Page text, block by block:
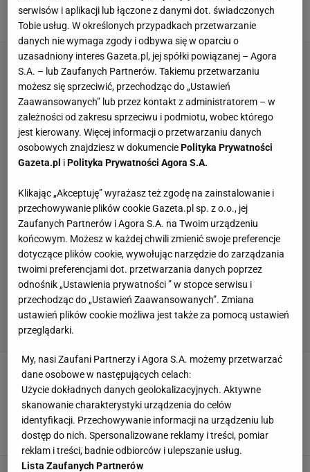
Sinsay też perełki
Natalia Szyperek,2 MARCA 2026, 21:17
Wełnianego płaszcza Kasi Zielińskiej można
pozazdrościć. H&M ma niemal identyczny, a
Mango i Ochnik podobne
IW, Zuzanna Weremczuk, W materiale
zamieszczono linki i grafiki reklamowe,
19 GRUDNIA 2023, 20:15
serwisów i aplikacji lub łączone z danymi dot. świadczonych
Tobie usług. W określonych przypadkach przetwarzanie
danych nie wymaga zgody i odbywa się w oparciu o
uzasadniony interes Gazeta.pl, jej spółki powiązanej – Agora
S.A. – lub Zaufanych Partnerów. Takiemu przetwarzaniu
możesz się sprzeciwić, przechodząc do „Ustawień
Zaawansowanych” lub przez kontakt z administratorem – w
zależności od zakresu sprzeciwu i podmiotu, wobec którego
jest kierowany. Więcej informacji o przetwarzaniu danych
osobowych znajdziesz w dokumenciePolityka Prywatności
Gazeta.pl iPolityka Prywatności Agora S.A.
Klikając „Akceptuję” wyrażasz też zgodę na zainstalowanie i
przechowywanie plików cookie Gazeta.pl sp. z o.o., jej
Zaufanych Partnerów i Agora S.A. na Twoim urządzeniu
końcowym. Możesz w każdej chwili zmienić swoje preferencje
dotyczące plików cookie, wywołując narzędzie do zarządzania
twoimi preferencjami dot. przetwarzania danych poprzez
odnośnik „Ustawienia prywatności ” w stopce serwisu i
przechodząc do „Ustawień Zaawansowanych”. Zmiana
ustawień plików cookie możliwa jest także za pomocą ustawień
przeglądarki.
My, nasi Zaufani Partnerzy i Agora S.A. możemy przetwarzać
dane osobowe w następujących celach:
Użycie dokładnych danych geolokalizacyjnych. Aktywne
skanowanie charakterystyki urządzenia do celów
identyfikacji. Przechowywanie informacji na urządzeniu lub
dostęp do nich. Spersonalizowane reklamy i treści, pomiar
reklam i treści, badnie odbiorców i ulepszanie usług.
Lista Zaufanych Partnerów